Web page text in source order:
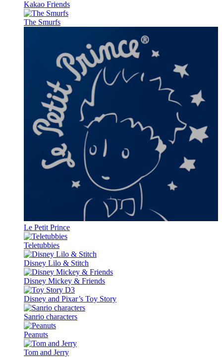
Kakao Friends
The Smurfs
Le Petit Prince
Teletubbies
Disney Lilo & Stitch
Disney Mickey & Friends
Disney and Pixar’s Toy Story
Sanrio characters
Peanuts
Tom and Jerry